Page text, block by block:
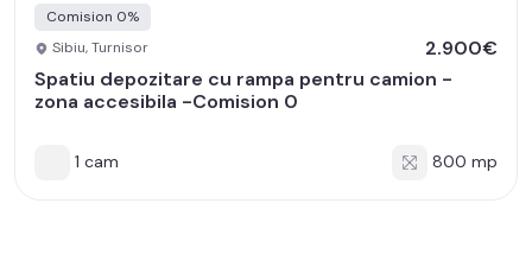
Comision 0%
Sibiu, Turnisor
2.900€
Spatiu depozitare cu rampa pentru camion -
zona accesibila -Comision 0
1 cam 800 mp